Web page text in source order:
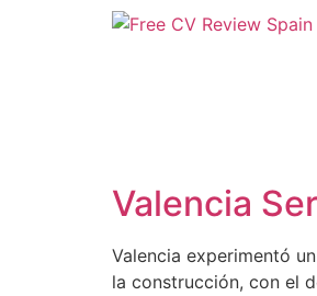
Valencia
Valencia experimentó
la construcción, con el